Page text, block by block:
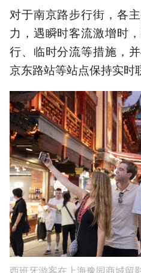
对于南京路步行街，各
力，遇瞬时客流激增时
行、临时分流等措施，
京东路站等站点保持实时
西班牙游客在上海豫园商城